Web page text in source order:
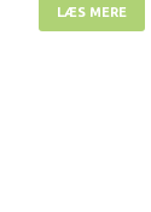
LÆS MERE